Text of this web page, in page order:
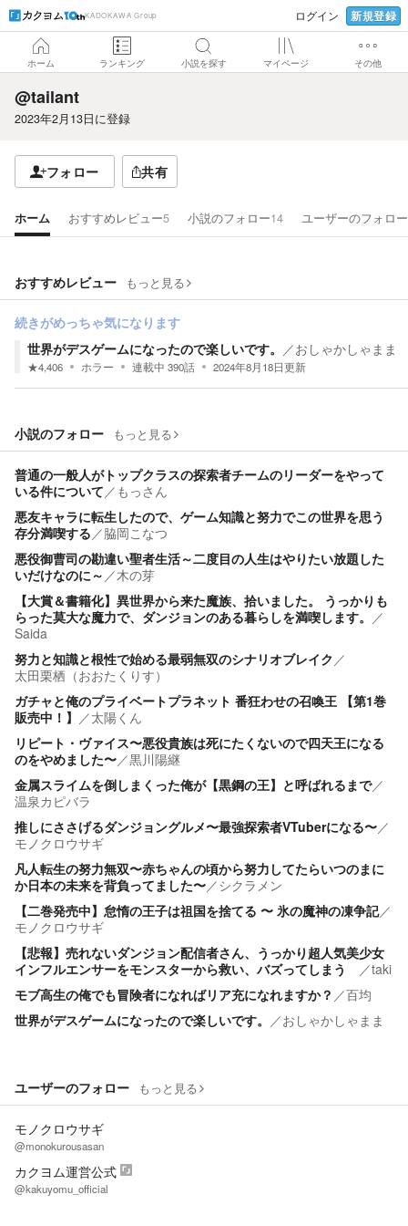
KADOKAWA Group ログイン 新規登録
ホーム ランキング 小説を探す マイページ その他
@tailant
2023年2月13日に登録
フォロー 共有
ホーム おすすめレビュー5 小説のフォロー14 ユーザーのフォロー
おすすめレビュー もっと見る
続きがめっちゃ気になります
世界がデスゲームになったので楽しいです。 ／おしゃかしゃまま
★4,406 ホラー 連載中 390話 2024年8月18日更新
小説のフォロー もっと見る
普通の一般人がトップクラスの探索者チームのリーダーをやって
いる件について／ もっさん
悪友キャラに転生したので、ゲーム知識と努力でこの世界を思う
存分満喫する／脇岡こなつ
悪役御曹司の勘違い聖者生活～二度目の人生はやりたい放題した
いだけなのに～ ／木の芽
【大賞＆書籍化】異世界から来た魔族、拾いました。 うっかりも
らった莫大な魔力で、ダンジョンのある暮らしを満喫します。 ／
Saida
努力と知識と根性で始める最弱無双のシナリオブレイク ／
太田栗栖（おおたくりす）
ガチャと俺のプライベートプラネット 番狂わせの召喚王 【第1巻
販売中！】 ／太陽くん
リピート・ヴァイス〜悪役貴族は死にたくないので四天王になる
のをやめました〜／黒川陽継
金属スライムを倒しまくった俺が【黒鋼の王】と呼ばれるまで／
温泉カピバラ
推しにささげるダンジョングルメ〜最強探索者VTuberになる〜／
モノクロウサギ
凡人転生の努力無双〜赤ちゃんの頃から努力してたらいつのまに
か日本の未来を背負ってました〜／シクラメン
【二巻発売中】怠惰の王子は祖国を捨てる 〜 氷の魔神の凍争記／
モノクロウサギ
【悲報】売れないダンジョン配信者さん、うっかり超人気美少女
インフルエンサーをモンスターから救い、バズってしまう ／taki
モブ高生の俺でも冒険者になればリア充になれますか？ ／百均
世界がデスゲームになったので楽しいです。 ／おしゃかしゃまま
ユーザーのフォロー もっと見る
モノクロウサギ
@monokurousasan
カクヨム運営公式
@kakuyomu_official